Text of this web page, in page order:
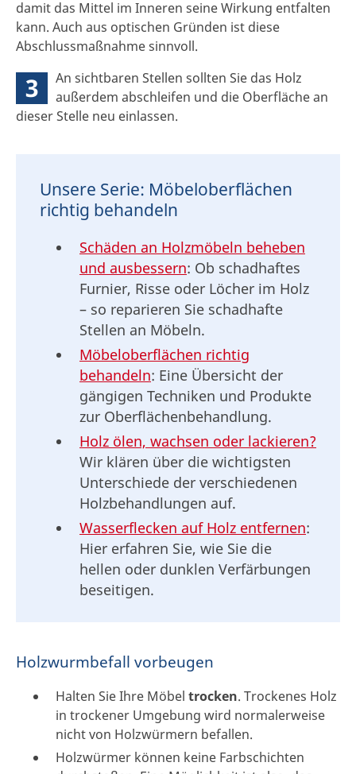
damit das Mittel im Inneren seine Wirkung entfalten
kann. Auch aus optischen Gründen ist diese
Abschlussmaßnahme sinnvoll.
3
An sichtbaren Stellen sollten Sie das Holz
außerdem abschleifen und die Oberfläche an
dieser Stelle neu einlassen.
Unsere Serie: Möbeloberflächen
richtig behandeln
Schäden an Holzmöbeln beheben
und ausbessern: Ob schadhaftes
Furnier, Risse oder Löcher im Holz
– so reparieren Sie schadhafte
Stellen an Möbeln.
Möbeloberflächen richtig
behandeln: Eine Übersicht der
gängigen Techniken und Produkte
zur Oberflächenbehandlung.
Holz ölen, wachsen oder lackieren?
Wir klären über die wichtigsten
Unterschiede der verschiedenen
Holzbehandlungen auf.
Wasserflecken auf Holz entfernen:
Hier erfahren Sie, wie Sie die
hellen oder dunklen Verfärbungen
beseitigen.
Holzwurmbefall vorbeugen
Halten Sie Ihre Möbel trocken. Trockenes Holz
in trockener Umgebung wird normalerweise
nicht von Holzwürmern befallen.
Holzwürmer können keine Farbschichten